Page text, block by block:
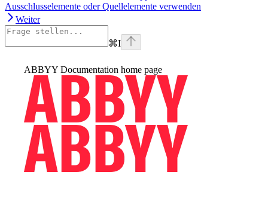
Ausschlusselemente oder Quellelemente verwenden
Weiter
⌘I
ABBYY Documentation home page